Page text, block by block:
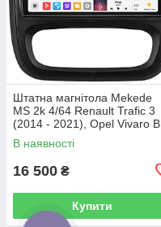
Штатна магнітола Mekede
MS 2k 4/64 Renault Trafic 3
(2014 - 2021), Opel Vivaro B
(2014 - 2018)
В наявності
16 500 ₴
Купити